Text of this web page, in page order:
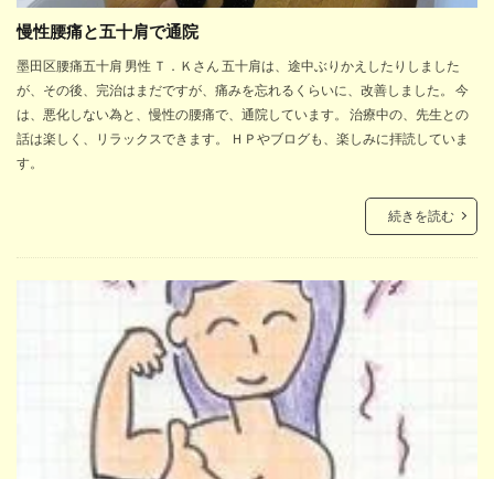
慢性腰痛と五十肩で通院
墨田区腰痛五十肩 男性 Ｔ．Ｋさん 五十肩は、途中ぶりかえしたりしました
が、その後、完治はまだですが、痛みを忘れるくらいに、改善しました。 今
は、悪化しない為と、慢性の腰痛で、通院しています。 治療中の、先生との
話は楽しく、リラックスできます。 ＨＰやブログも、楽しみに拝読していま
す。
続きを読む